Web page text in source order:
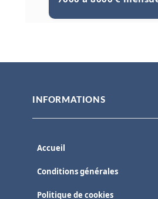
INFORMATIONS
Accueil
Conditions générales
Politique de cookies